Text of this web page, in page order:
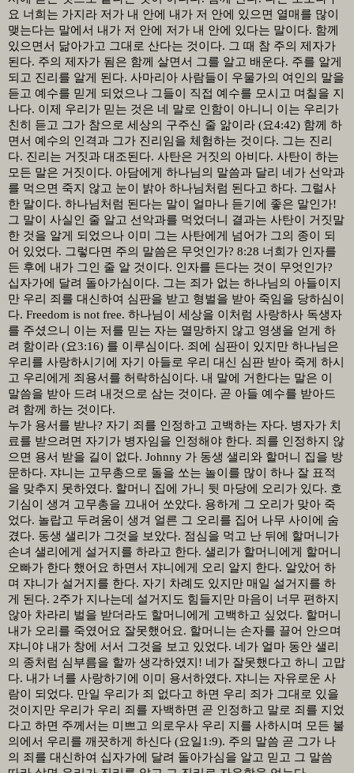
요 너희는 가지라 저가 내 안에 내가 저 안에 있으면 열매를 많이
맺는다는 말에서 내가 저 안에 저가 내 안에 있다는 말이다. 함께
있으면서 닮아가고 그대로 산다는 것이다. 그 때 참 주의 제자가
된다. 주의 제자가 됨은 함께 살면서 그를 알고 배운다. 주를 알게
되고 진리를 알게 된다. 사마리아 사람들이 우물가의 여인의 말을
듣고 예수를 믿게 되었으나 그들이 직접 예수를 모시고 며칠을 지
나다. 이제 우리가 믿는 것은 네 말로 인함이 아니니 이는 우리가
친히 듣고 그가 참으로 세상의 구주신 줄 앎이라 (요4:42) 함께 하
면서 예수의 인격과 그가 진리임을 체험하는 것이다. 그는 진리
다. 진리는 거짓과 대조된다. 사탄은 거짓의 아비다. 사탄이 하는
모든 말은 거짓이다. 아담에게 하나님의 말씀과 달리 네가 선악과
를 먹으면 죽지 않고 눈이 밝아 하나님처럼 된다고 하다. 그럴사
한 말이다. 하나님처럼 된다는 말이 얼마나 듣기에 좋은 말인가!
그 말이 사실인 줄 알고 선악과를 먹었더니 결과는 사탄이 거짓말
한 것을 알게 되었으나 이미 그는 사탄에게 넘어가 그의 종이 되
어 있었다. 그렇다면 주의 말씀은 무엇인가? 8:28 너희가 인자를
든 후에 내가 그인 줄 알 것이다. 인자를 든다는 것이 무엇인가?
십자가에 달려 돌아가심이다. 그는 죄가 없는 하나님의 아들이지
만 우리 죄를 대신하여 심판을 받고 형벌을 받아 죽임을 당하심이
다. Freedom is not free. 하나님이 세상을 이처럼 사랑하사 독생자
를 주셨으니 이는 저를 믿는 자는 멸망하지 않고 영생을 얻게 하
려 함이라 (요3:16) 를 이루심이다. 죄에 심판이 있지만 하나님은
우리를 사랑하시기에 자기 아들로 우리 대신 심판 받아 죽게 하시
고 우리에게 죄용서를 허락하심이다. 내 말에 거한다는 말은 이
말씀을 받아 드려 내것으로 삼는 것이다. 곧 아들 예수를 받아드
려 함께 하는 것이다.
누가 용서를 받나? 자기 죄를 인정하고 고백하는 자다. 병자가 치
료를 받으려면 자기가 병자임을 인정해야 한다. 죄를 인정하지 않
으면 용서 받을 길이 없다. Johnny 가 동생 샐리와 할머니 집을 방
문하다. 쟈니는 고무총으로 돌을 쏘는 놀이를 많이 하나 잘 표적
을 맞추지 못하였다. 할머니 집에 가니 뒷 마당에 오리가 있다. 호
기심이 생겨 고무총을 끄내어 쏘았다. 용하게 그 오리가 맞아 죽
었다. 놀랍고 두려움이 생겨 얼른 그 오리를 집어 나무 사이에 숨
겼다. 동생 샐리가 그것을 보았다. 점심을 먹고 난 뒤에 할머니가
손녀 샐리에게 설거지를 하라고 한다. 샐리가 할머니에게 할머니
오빠가 한다 했어요 하면서 쟈니에게 오리 알지 한다. 알았어 하
며 쟈니가 설거지를 한다. 자기 차례도 있지만 매일 설거지를 하
게 된다. 2주가 지나는데 설거지도 힘들지만 마음이 너무 편하지
않아 차라리 벌을 받더라도 할머니에게 고백하고 싶었다. 할머니
내가 오리를 죽였어요 잘못했어요. 할머니는 손자를 끌어 안으며
쟈니야 내가 창에 서서 그것을 보고 있었다. 네가 얼마 동안 샐리
의 종처럼 심부름을 할까 생각하였지 ! 네가 잘못했다고 하니 고맙
다. 내가 너를 사랑하기에 이미 용서하였다. 쟈니는 자유로운 사
람이 되었다. 만일 우리가 죄 없다고 하면 우리 죄가 그대로 있을
것이지만 우리가 우리 죄를 자백하면 곧 인정하고 말로 죄를 지었
다고 하면 주께서는 미쁘고 의로우사 우리 지를 사하시며 모든 불
의에서 우리를 깨끗하게 하신다 (요일1:9). 주의 말씀 곧 그가 나
의 죄를 대신하여 십자가에 달려 돌아가심을 알고 믿고 그 말씀